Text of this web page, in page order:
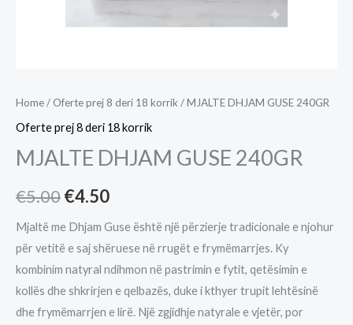
Home/ Oferte prej 8 deri 18 korrik / MJALTE DHJAM GUSE 240GR
Oferte prej 8 deri 18 korrik
MJALTE DHJAM GUSE 240GR
€5.00Original
price
was:
€5.00.
€4.50Current
price
is:
€4.50.
Mjaltë me Dhjam Guse është një përzierje tradicionale e njohur
për vetitë e saj shëruese në rrugët e frymëmarrjes. Ky
kombinim natyral ndihmon në pastrimin e fytit, qetësimin e
kollës dhe shkrirjen e qelbazës, duke i kthyer trupit lehtësinë
dhe frymëmarrjen e lirë. Një zgjidhje natyrale e vjetër, por